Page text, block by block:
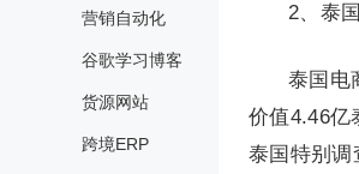
营销自动化
谷歌学习博客
货源网站
跨境ERP
2、泰
泰国电
价值4.46亿
泰国特别调